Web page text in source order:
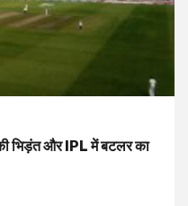
भिड़ंत और IPL में बटलर का